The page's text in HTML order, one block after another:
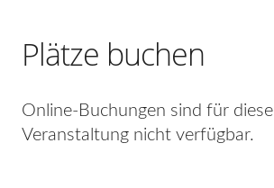
Plätze buchen
Online-Buchungen sind für diese
Veranstaltung nicht verfügbar.